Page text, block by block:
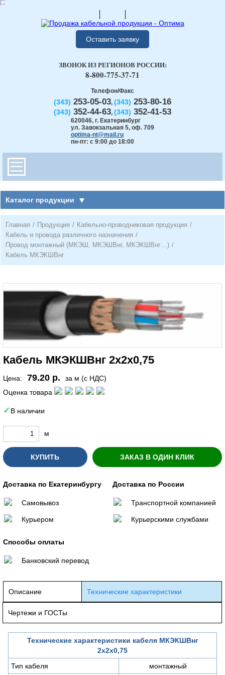
Оставить заявку
Телефон/Факс
(343) 253-05-03, (343) 253-80-16
(343) 352-44-63, (343) 352-41-53
620046, г. Екатеринбург
ул. Завокзальная 5, оф. 709
optima-nt@mail.ru
пн-пт: с 9:00 до 18:00
ЗВОНОК ИЗ РЕГИОНОВ РОССИИ:
8-800-775-37-71
Каталог продукции
Главная / Продукция / Кабельно-проводниковая продукция /
Кабель и провода различного назначения /
Провод монтажный (МКЭШ, МКЭШВнг, МКЭКШВнг…) /
Кабель МКЭКШВнг
Кабель МКЭКШВнг 2х2х0,75
Цена: 79.20 р.
за м (с НДС)
Оценка товара
В наличии
м
КУПИТЬ ЗАКАЗ В ОДИН КЛИК
Доставка по Екатеринбургу
Самовывоз
Курьером
Доставка по России
Транспортной компанией
Курьерскими службами
Способы оплаты
Банковский перевод
Описание Технические характеристики
Чертежи и ГОСТы
Технические характеристики кабеля МКЭКШВнг
2х2х0,75
Тип кабеля
монтажный